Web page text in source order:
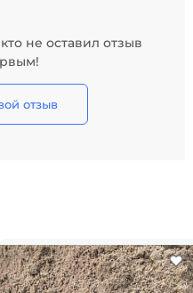
не оставил отзыв
отзыв